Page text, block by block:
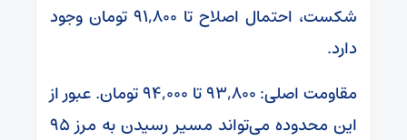
شکست، احتمال اصلاح تا ۹۱,۸۰۰ تومان وجود
دارد.
مقاومت اصلی: ۹۳,۸۰۰ تا ۹۴,۰۰۰ تومان. عبور از
این محدوده می‌تواند مسیر رسیدن به مرز ۹۵